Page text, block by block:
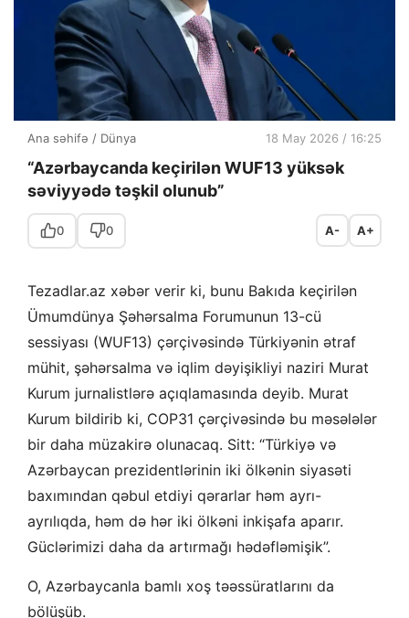
Ana səhifə / Dünya 18 May 2026 / 16:25
“Azərbaycanda keçirilən WUF13 yüksək
səviyyədə təşkil olunub”
0 0 A- A+
Tezadlar.az xəbər verir ki, bunu Bakıda keçirilən
Ümumdünya Şəhərsalma Forumunun 13-cü
sessiyası (WUF13) çərçivəsində Türkiyənin ətraf
mühit, şəhərsalma və iqlim dəyişikliyi naziri Murat
Kurum jurnalistlərə açıqlamasında deyib. Murat
Kurum bildirib ki, COP31 çərçivəsində bu məsələlər
bir daha müzakirə olunacaq. Sitt: “Türkiyə və
Azərbaycan prezidentlərinin iki ölkənin siyasəti
baxımından qəbul etdiyi qərarlar həm ayrı-
ayrılıqda, həm də hər iki ölkəni inkişafa aparır.
Güclərimizi daha da artırmağı hədəfləmişik”.
O, Azərbaycanla bamlı xoş təəssüratlarını da
bölüşüb.